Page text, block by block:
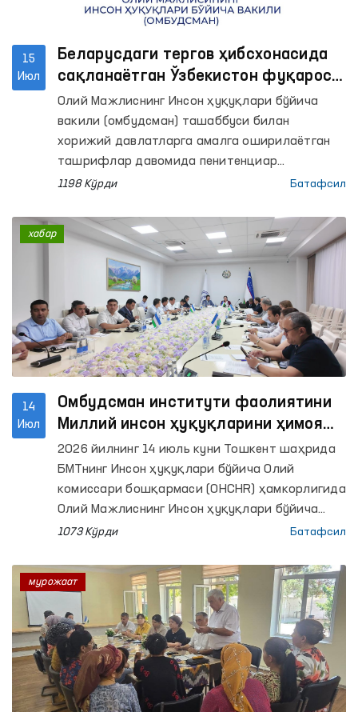
15
Июл
Беларусдаги тергов ҳибсхонасида
сақланаётган Ўзбекистон фуқароси
мурожаати ҳал этилди
Олий Мажлиснинг Инсон ҳуқуқлари бўйича
вакили (омбудсман) ташаббуси билан
хорижий давлатларга амалга оширилаётган
ташрифлар давомида пенитенциар
муассасаларда сақланаётган Ўзбекистон
келинмоқда.
1198 Кўрди Батафсил
14
Июл
Омбудсман институти фаолиятини
Миллий инсон ҳуқуқларини ҳимоя
қилиш муассасаларининг Глобал
альянси (GANHRI) талаблари бўйича
такомиллаштириш масалалари
муҳокама қилинди
2026 йилнинг 14 июль куни Тошкент шаҳрида
БМТнинг Инсон ҳуқуқлари бўйича Олий
комиссари бошқармаси (OHCHR) ҳамкорлигида
Олий Мажлиснинг Инсон ҳуқуқлари бўйича
вакили (омбудсман) институтини халқаро
такомиллаштиришга бағишланган икки кунлик
семинар-тренинг ўз ишини бошлади.
1073 Кўрди Батафсил
хабар
мурожаат